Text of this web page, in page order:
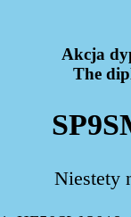
Akcja
The
Niestety